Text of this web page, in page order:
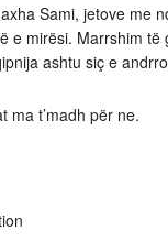
Sami, jetove me
e mirësi. Marrshim të
ashtu siç e
ma t’madh për ne.